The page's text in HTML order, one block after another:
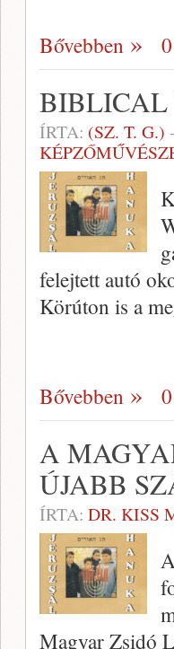
Bővebben
BIBLICAL
ÍRTA: (SZ. T. G.) -
felejtett autó
Körúton is a
Bővebben
A
ÚJABB
ÍRTA: DR. KISS
Magyar Zsidó